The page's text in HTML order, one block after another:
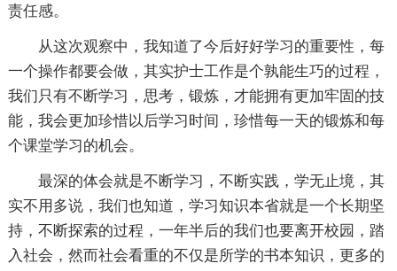
责任感。
从这次观察中，我知道了今后好好学习的重要性，每
一个操作都要会做，其实护士工作是个孰能生巧的过程，
我们只有不断学习，思考，锻炼，才能拥有更加牢固的技
能，我会更加珍惜以后学习时间，珍惜每一天的锻炼和每
个课堂学习的机会。
最深的体会就是不断学习，不断实践，学无止境，其
实不用多说，我们也知道，学习知识本省就是一个长期坚
持，不断探索的过程，一年半后的我们也要离开校园，踏
入社会，然而社会看重的不仅是所学的书本知识，更多的